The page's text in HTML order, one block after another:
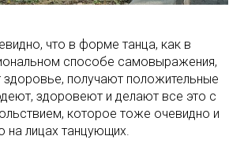
что в форме танца, как в
способе самовыражения,
здоровье, получают положительные
здоровеют и делают все это с
которое тоже очевидно и
на лицах танцующих.